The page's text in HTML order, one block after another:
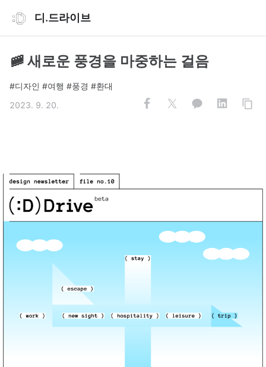
디.드라이브
🚞 새로운 풍경을 마중하는 걸음
#디자인 #여행 #풍경 #환대
2023. 9. 20.